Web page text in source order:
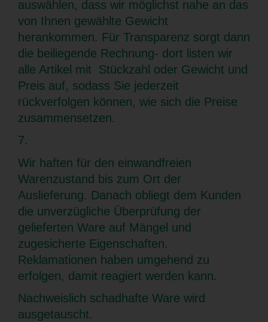
auswählen, dass wir möglichst nahe an das
von Ihnen gewählte Gewicht
herankommen. Für Transparenz sorgt dann
die beiliegende Rechnung- dort listen wir
alle Artikel mit Stückzahl oder Gewicht und
Preis auf, sodass Sie jederzeit
rückverfolgen können, wie sich die Preise
zusammensetzen.
7.
Wir haften für den einwandfreien
Warenzustand bis zum Ort der
Auslieferung. Danach obliegt dem Kunden
die unverzügliche Überprüfung der
gelieferten Ware auf Mängel und
zugesicherte Eigenschaften.
Reklamationen haben umgehend zu
erfolgen, damit reagiert werden kann.
Nachweislich schadhafte Ware wird
ausgetauscht.